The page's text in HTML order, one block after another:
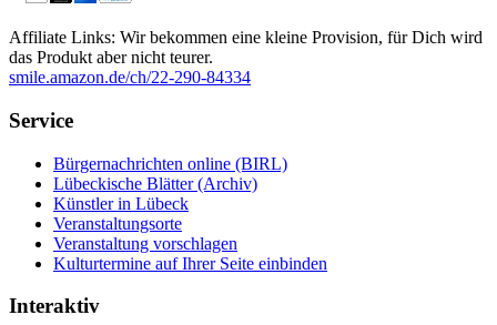
Affiliate Links: Wir bekommen eine kleine Provision, für Dich wird
das Produkt aber nicht teurer.
smile.amazon.de/ch/22-290-84334
Service
Bürgernachrichten online (BIRL)
Lübeckische Blätter (Archiv)
Künstler in Lübeck
Veranstaltungsorte
Veranstaltung vorschlagen
Kulturtermine auf Ihrer Seite einbinden
Interaktiv